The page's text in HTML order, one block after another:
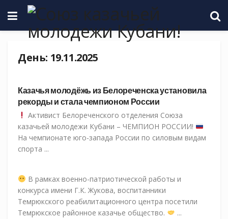
День: 19.11.2025
Казачья молодёжь из Белореченска установила
рекорды и стала чемпионом России
Активист Белореченского отделения Союза
казачьей молодежи Кубани – ЧЕМПИОН РОССИИ!
На чемпионате юго-запада России по силовым видам
спорта ...
В рамках военно-патриотической работы и
конкурса имени Г.К. Жукова, воспитанники
Темрюкского реабилитационного центра посетили
Темрюкское районное казачье общество.
...